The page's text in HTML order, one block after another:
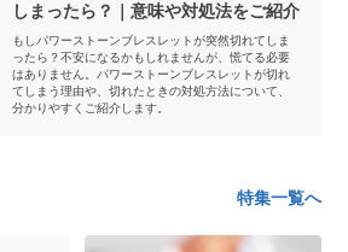
しまったら？｜意味や対処法をご紹介
もしパワーストーンブレスレットが突然切れてしま
ったら？不安になるかもしれませんが、慌てる必要
はありません。パワーストーンブレスレットが切れ
てしまう理由や、切れたときの対処方法について、
分かりやすくご紹介します。
特集一覧へ